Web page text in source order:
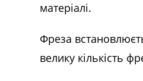
матеріалі.
Фреза
велику кількість